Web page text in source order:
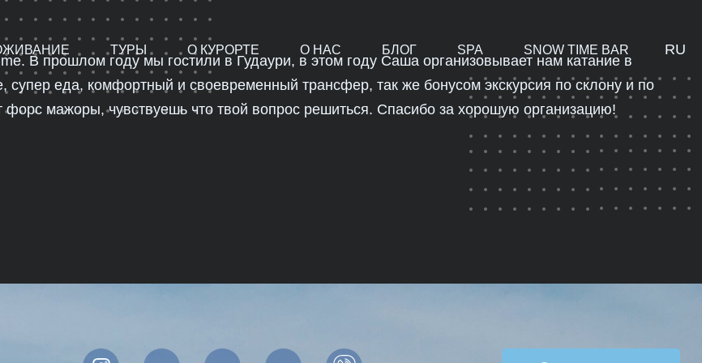
ТУРЫ О КУРОРТЕ О НАС БЛОГ SPA SNOW TIME BAR RU
В прошлом году мы гостили в Гудаури, в этом году Саша организовывает нам катание в
еда, комфортный и своевременный трансфер, так же бонусом экскурсия по склону и по
мажоры, чувствуешь что твой вопрос решиться. Спасибо за хорошую организацию!